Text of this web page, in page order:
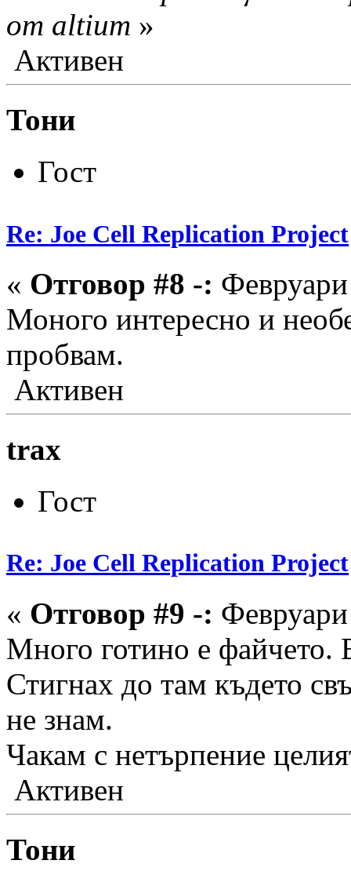
от altium »
Активен
Тони
Гост
Re: Joe Cell Replication Project
« Отговор #8 -:
Моного интересно и
пробвам.
Активен
trax
Гост
Re: Joe Cell Replication Project
« Отговор #9 -:
Много готино е файчето.
Стигнах до там където
не знам.
Чакам с нетърпение
Активен
Тони